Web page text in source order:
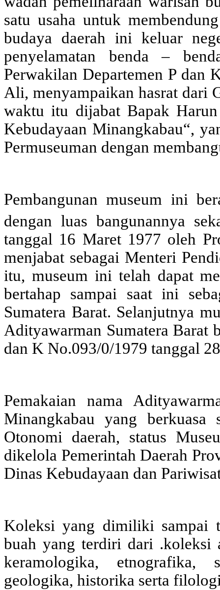
satu usaha untuk
budaya daerah ini keluar
penyelamatan benda –
Perwakilan Departemen P dan
Ali, menyampaikan hasrat dari
waktu itu dijabat Bapak
Kebudayaan Minangkabau“,
Permuseuman dengan
Pembangunan museum ini
dengan luas bangunannya
tanggal 16 Maret 1977 oleh
menjabat sebagai Menteri
itu, museum ini telah dapat
bertahap sampai saat ini
Sumatera Barat. Selanjutnya
Adityawarman Sumatera Barat
dan K No.093/0/1979 tanggal
Pemakaian nama
Minangkabau yang
Otonomi daerah, status
dikelola Pemerintah Daerah
Dinas Kebudayaan dan
Koleksi yang dimiliki sampai
buah yang terdiri dari .koleksi
keramologika,
geologika, historika serta